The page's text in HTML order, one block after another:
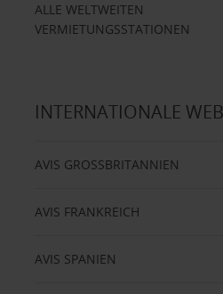
ALLE WELTWEITEN
VERMIETUNGSSTATIONEN
INTERNATIONALE
AVIS GROSSBRITANNIEN
AVIS FRANKREICH
AVIS SPANIEN